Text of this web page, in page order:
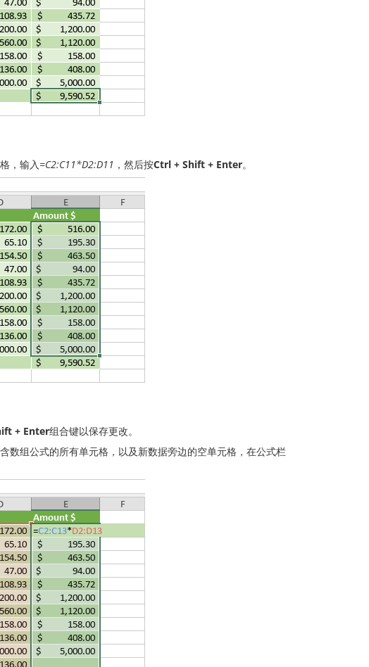
，输入=C2:C11*D2:D11 ，然后按Ctrl + Shift + Enter。
+ Enter组合键以保存更改。
数组公式的所有单元格，以及新数据旁边的空单元格，在公式栏